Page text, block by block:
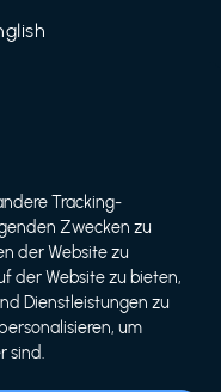
Tracking-
Zwecken zu
der Website zu
der Website zu bieten,
Dienstleistungen zu
um
sind.